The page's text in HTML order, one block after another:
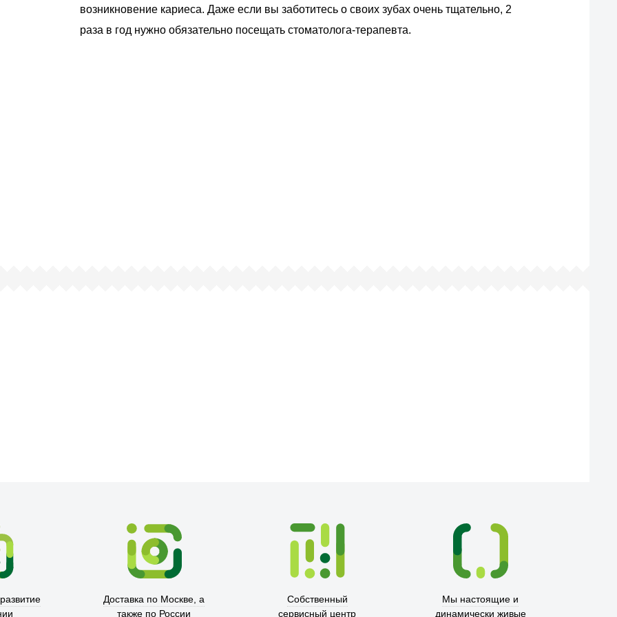
возникновение кариеса. Даже если вы заботитесь о своих зубах очень тщательно, 2
раза в год нужно обязательно посещать стоматолога-терапевта.
Доставка по Москве, а
также по России
Собственный
сервисный центр
Мы настоящие и
динамически живые